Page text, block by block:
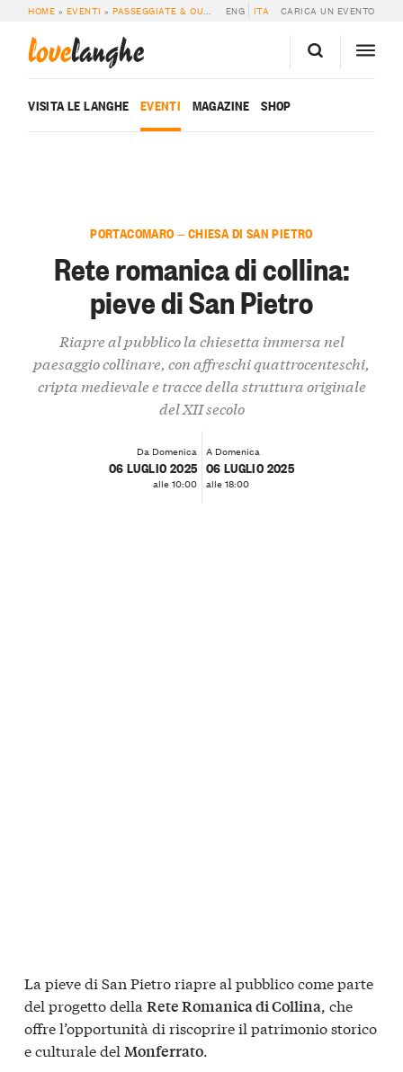
HOME » EVENTI »PASSEGGIATE & OUTDOOR » RETE ROMANICA DI COLLINA:
ENG ITA CARICA UN EVENTO
lovelanghe
VISITA LE LANGHE EVENTI MAGAZINE SHOP
PORTACOMARO — CHIESA DI SAN PIETRO
Rete romanica di collina:
pieve di San Pietro
Riapre al pubblico la chiesetta immersa nel
paesaggio collinare, con affreschi quattrocenteschi,
cripta medievale e tracce della struttura originale
del XII secolo
Da Domenica
06 LUGLIO 2025
alle 10:00
A Domenica
06 LUGLIO 2025
alle 18:00
La pieve di San Pietro riapre al pubblico come parte
del progetto della Rete Romanica di Collina, che
offre l’opportunità di riscoprire il patrimonio storico
e culturale del Monferrato.